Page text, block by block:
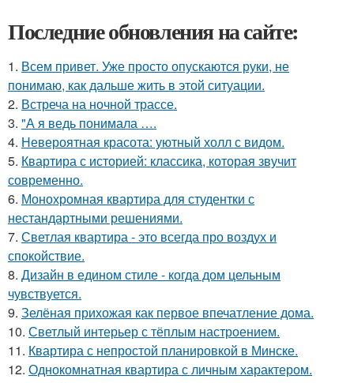
Последние обновления на сайте:
1. Всем привет. Уже просто опускаются руки, не
понимаю, как дальше жить в этой ситуации.
2. Встреча на ночной трассе.
3. "А я ведь понимала ….
4. Невероятная красота: уютный холл с видом.
5. Квартира с историей: классика, которая звучит
современно.
6. Монохромная квартира для студентки с
нестандартными решениями.
7. Светлая квартира - это всегда про воздух и
спокойствие.
8. Дизайн в едином стиле - когда дом цельным
чувствуется.
9. Зелёная прихожая как первое впечатление дома.
10. Светлый интерьер с тёплым настроением.
11. Квартира с непростой планировкой в Минске.
12. Однокомнатная квартира с личным характером.